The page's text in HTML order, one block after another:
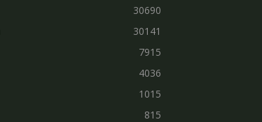
30690
30141
7915
4036
1015
815